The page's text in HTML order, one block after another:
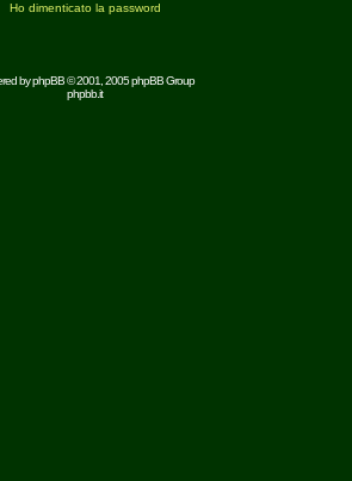
Ho dimenticato la password
byphpBB© 2001, 2005 phpBB Group
phpbb.it